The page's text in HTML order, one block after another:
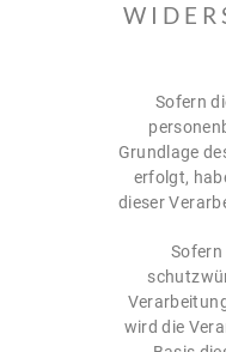
Sofern
Grundlage
erfolgt,
dieser
Sofern
wird die